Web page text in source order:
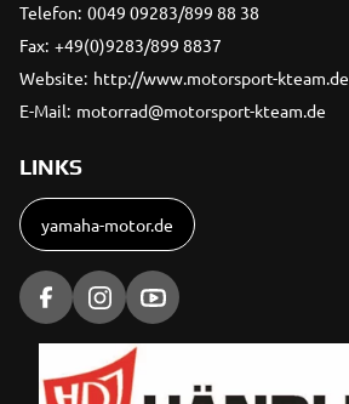
Telefon: 0049 09283/899 88 38
Fax: +49(0)9283/899 8837
Website: http://www.motorsport-kteam.de
E-Mail: motorrad@motorsport-kteam.de
LINKS
yamaha-motor.de